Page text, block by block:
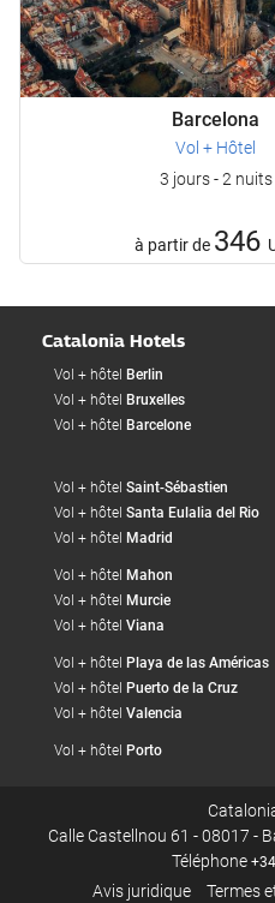
Barcelona
Vol + Hôtel
3 jours - 2 nuits
à partir de 346
Catalonia Hotels
Vol + hôtel Berlin
Vol + hôtel Bruxelles
Vol + hôtel Barcelone
Vol + hôtel Saint-Sébastien
Vol + hôtel Santa Eulalia del Rio
Vol + hôtel Madrid
Vol + hôtel Mahon
Vol + hôtel Murcie
Vol + hôtel Viana
Vol + hôtel Playa de las Américas
Vol + hôtel Puerto de la Cruz
Vol + hôtel Valencia
Vol + hôtel Porto
Calle Castellnou 61 - 08017 -
Téléphone
Avis juridique Termes